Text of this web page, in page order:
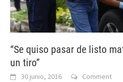
“Se quiso pasar de listo
un tiro”
30 junio, 2016 Comment